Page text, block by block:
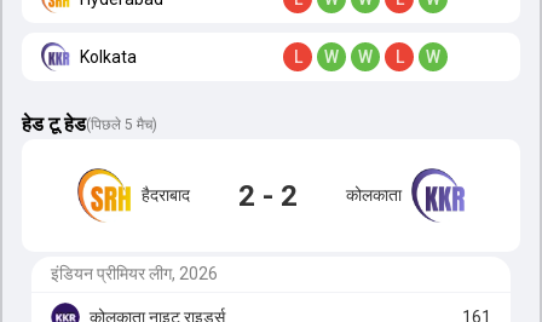
Kolkata L W W L W
हेड टू हेड(पिछले 5 मैच)
हैदराबाद 2 - 2 कोलकाता
इंडियन प्रीमियर लीग, 2026
कोलकाता नाइट राइडर्स 161